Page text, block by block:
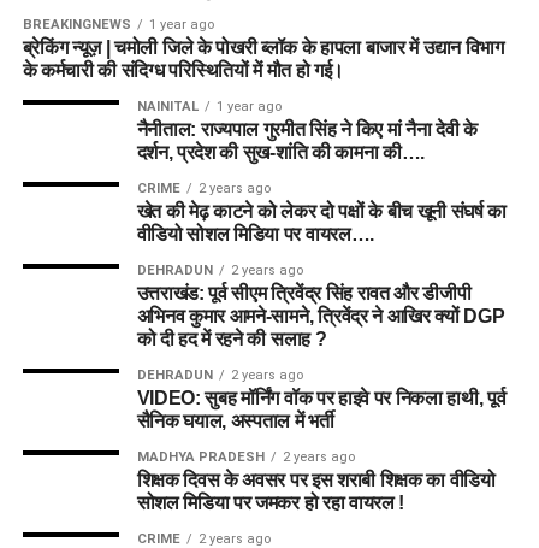
BREAKINGNEWS 1 year ago
ब्रेकिंग न्यूज़ | चमोली जिले के पोखरी ब्लॉक के हापला बाजार में उद्यान विभाग
के कर्मचारी की संदिग्ध परिस्थितियों में मौत हो गई।
NAINITAL 1 year ago
नैनीताल: राज्यपाल गुरमीत सिंह ने किए मां नैना देवी के
दर्शन, प्रदेश की सुख-शांति की कामना की….
CRIME 2 years ago
खेत की मेढ़ काटने को लेकर दो पक्षों के बीच खूनी संघर्ष का
वीडियो सोशल मिडिया पर वायरल….
DEHRADUN 2 years ago
उत्तराखंड: पूर्व सीएम त्रिवेंद्र सिंह रावत और डीजीपी
अभिनव कुमार आमने-सामने, त्रिवेंद्र ने आखिर क्यों DGP
को दी हद में रहने की सलाह ?
DEHRADUN 2 years ago
VIDEO: सुबह मॉर्निंग वॉक पर हाइवे पर निकला हाथी, पूर्व
सैनिक घयाल, अस्पताल में भर्ती
MADHYA PRADESH 2 years ago
शिक्षक दिवस के अवसर पर इस शराबी शिक्षक का वीडियो
सोशल मिडिया पर जमकर हो रहा वायरल !
CRIME 2 years ago